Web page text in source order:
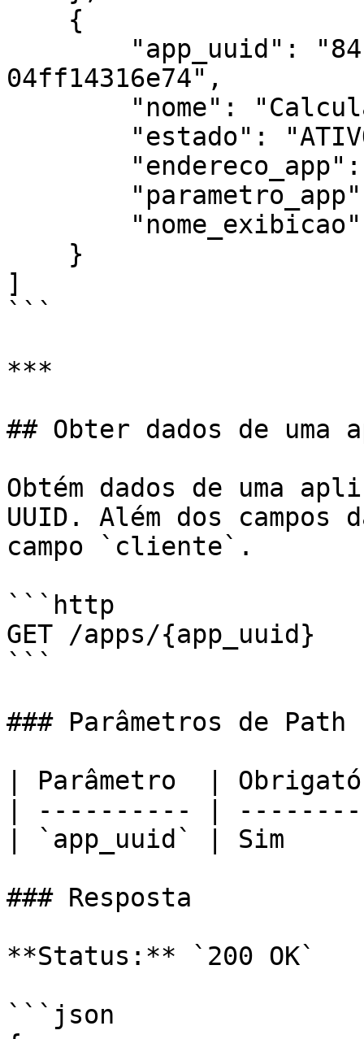
04ff14316e74",
]
```
***
## Obter dados de uma
Obtém dados de uma
UUID. Além dos
campo `cliente`.
```http
GET /apps/{app_uuid}
```
### Parâmetros de Path
| Parâmetro  |
| ---------- |
| `app_uuid` | Sim
### Resposta
**Status:** `200 OK`
```json